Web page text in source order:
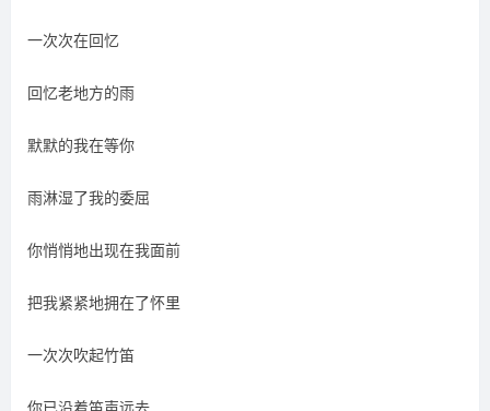
一次次在回忆
回忆老地方的雨
默默的我在等你
雨淋湿了我的委屈
你悄悄地出现在我面前
把我紧紧地拥在了怀里
一次次吹起竹笛